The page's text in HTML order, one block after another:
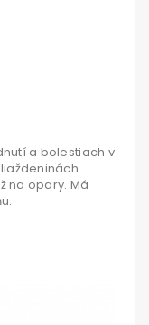
a bolestiach v
na opary. Má